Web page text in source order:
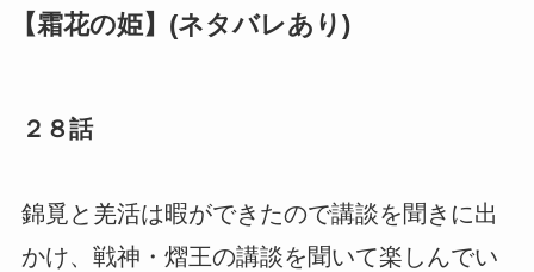
【霜花の姫】(ネタバレあり)
２８話
錦覓と羌活は暇ができたので講談を聞きに出
かけ、戦神・熠王の講談を聞いて楽しんでい